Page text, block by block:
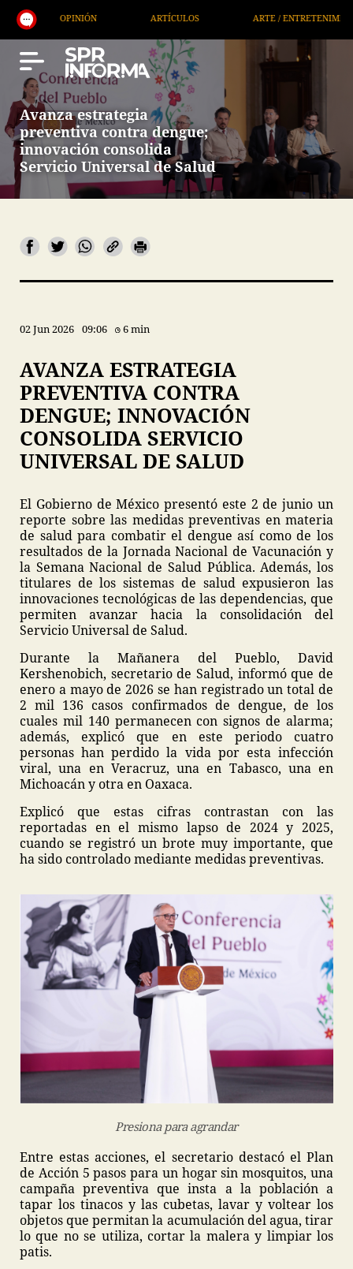
ARTÍCULOS ARTE / ENTRETENIMIENTO ECONOMÍA /
Avanza estrategia
preventiva contra dengue;
innovación consolida
Servicio Universal de Salud
02 Jun 2026 09:06 6 min
AVANZA ESTRATEGIA
PREVENTIVA CONTRA
DENGUE; INNOVACIÓN
CONSOLIDA SERVICIO
UNIVERSAL DE SALUD
El Gobierno de México presentó este 2 de junio un
reporte sobre las medidas preventivas en materia
de salud para combatir el dengue así como de los
resultados de la Jornada Nacional de Vacunación y
la Semana Nacional de Salud Pública. Además, los
titulares de los sistemas de salud expusieron las
innovaciones tecnológicas de las dependencias, que
permiten avanzar hacia la consolidación del
Servicio Universal de Salud.
Durante la Mañanera del Pueblo, David
Kershenobich, secretario de Salud, informó que de
enero a mayo de 2026 se han registrado un total de
2 mil 136 casos confirmados de dengue, de los
cuales mil 140 permanecen con signos de alarma;
además, explicó que en este periodo cuatro
personas han perdido la vida por esta infección
viral, una en Veracruz, una en Tabasco, una en
Michoacán y otra en Oaxaca.
Explicó que estas cifras contrastan con las
reportadas en el mismo lapso de 2024 y 2025,
cuando se registró un brote muy importante, que
ha sido controlado mediante medidas preventivas.
Presiona para agrandar
Entre estas acciones, el secretario destacó el Plan
de Acción 5 pasos para un hogar sin mosquitos, una
campaña preventiva que insta a la población a
tapar los tinacos y las cubetas, lavar y voltear los
objetos que permitan la acumulación del agua, tirar
lo que no se utiliza, cortar la malera y limpiar los
patis.